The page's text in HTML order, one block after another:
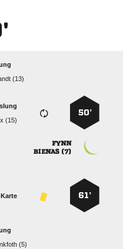

50’


 
61’
